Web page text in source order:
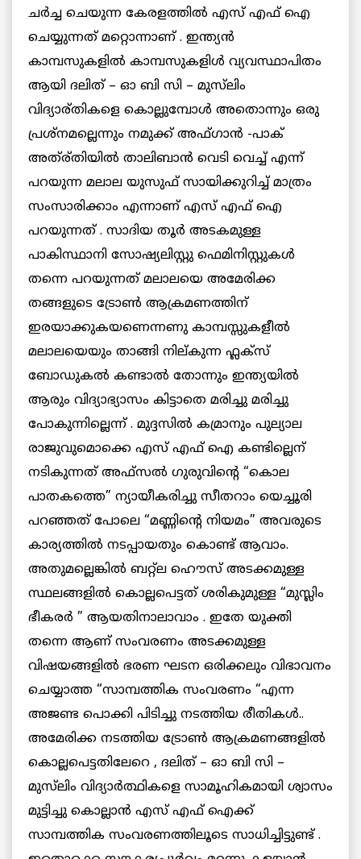
ചര്‍ച്ച ചെയുന്ന കേരളത്തില്‍ എസ് എഫ് ഐ
ചെയ്യുന്നത് മറ്റൊന്നാണ് . ഇന്ത്യന്‍
കാമ്പസുകളില്‍ കാമ്പസുകളിള്‍ വ്യവസ്ഥാപിതം
ആയി ദലിത് – ഓ ബി സി – മുസ്‌ലിം
വിദ്യാര്തികളെ കൊല്ലുമ്പോള്‍ അതൊന്നും ഒരു
പ്രശ്നമല്ലെന്നും നമുക്ക് അഫ്ഗാന്‍ -പാക്
അത്ര്തിയില്‍ താലിബാന്‍ വെടി വെച്ച് എന്ന്
പറയുന്ന മലാല യുസുഫ് സായിക്കുറിച്ച് മാത്രം
സംസാരിക്കാം എന്നാണ് എസ് എഫ് ഐ
പറയുന്നത് . സാദിയ തൂര്‍ അടകമുള്ള
പാകിസ്ഥാനി സോഷ്യലിസ്റ്റു ഫെമിനിസ്റ്റുകള്‍
തന്നെ പറയുന്നത് മലാലയെ അമേരിക്ക
തങ്ങളുടെ ട്രോണ്‍ ആക്രമണത്തിന്
ഇരയാക്കുകയണെന്നണു കാമ്പസ്സുകളീല്‍
മലാലയെയും താങ്ങി നില്കുന്ന ഫ്ലക്സ്
ബോഡുകല്‍ കണ്ടാല്‍ തോന്നും ഇന്ത്യയില്‍
ആരും വിദ്യാഭ്യാസം കിട്ടാതെ മരിച്ചു മരിച്ചു
പോകുന്നില്ലെന്ന് . മുദ്ദസില്‍ കമ്രാനും പുല്യാല
രാജുവുമൊക്കെ എസ് എഫ് ഐ കണ്ടില്ലെന്
നടികുന്നത് അഫ്സല്‍ ഗുരുവിന്റെ “കൊല
പാതകത്തെ” ന്യായീകരിച്ചു സീതറാം യെച്ചൂരി
പറഞ്ഞത് പോലെ “മണ്ണിന്റെ നിയമം” അവരുടെ
കാര്യത്തില്‍ നടപ്പായതും കൊണ്ട് ആവാം.
അതുമല്ലെങ്കില്‍ ബറ്റ്ല ഹൌസ് അടക്കമുള്ള
സ്ഥലങ്ങളില്‍ കൊല്ലപെട്ടത്‌ ശരികുമുള്ള “മുസ്ലിം
ഭീകരര്‍ ” ആയതിനാലാവാം . ഇതേ യുക്തി
തന്നെ ആണ് സംവരണം അടക്കമുള്ള
വിഷയങ്ങളില്‍ ഭരണ ഘടന ഒരിക്കലും വിഭാവനം
ചെയ്യാത്ത “സാമ്പത്തിക സംവരണം “എന്ന
അജണ്ട പൊക്കി പിടിച്ചു നടത്തിയ രീതികള്‍..
അമേരിക്ക നടത്തിയ ട്രോണ്‍ ആക്രമണങ്ങളില്‍
കൊല്ലപെട്ടതിലേറെ , ദലിത് – ഓ ബി സി –
മുസ്‌ലിം വിദ്യാര്‍ത്ഥികളെ സാമൂഹികമായി ശ്വാസം
മുട്ടിച്ചു കൊല്ലാന്‍ എസ് എഫ് ഐക്ക്
സാമ്പത്തിക സംവരണത്തിലൂടെ സാധിച്ചിട്ടുണ്ട് .